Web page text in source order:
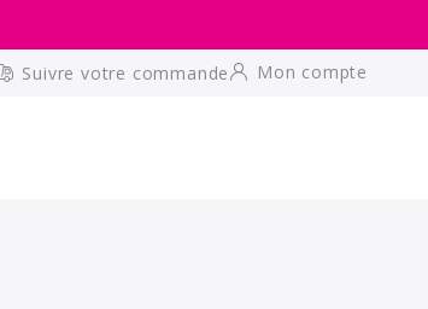
Suivre votre commande Mon compte